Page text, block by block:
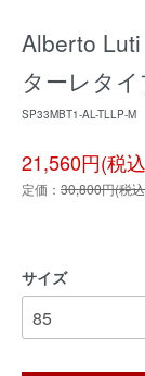
Alberto
ターレタイ
SP33MBT1-AL-TLLP-M
21,560円(税
定価： 30,800円(税
サイズ